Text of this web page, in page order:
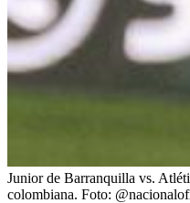
Junior de Barranquilla vs.
colombiana. Foto: